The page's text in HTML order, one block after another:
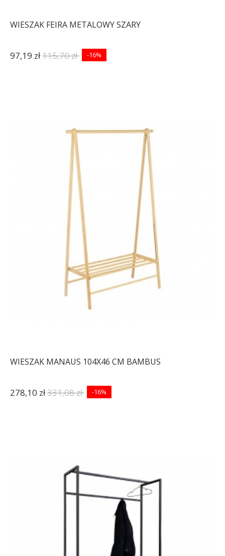
WIESZAK FEIRA METALOWY SZARY
97,19 zł115,70 zł -16%
WIESZAK MANAUS 104X46 CM BAMBUS
278,10 zł331,08 zł -16%